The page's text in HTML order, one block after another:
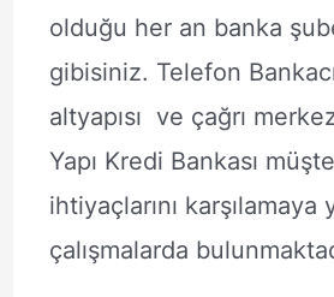
olduğu her an banka
gibisiniz. Telefon
altyapısı ve çağrı
Yapı Kredi Bankası
ihtiyaçlarını karşılamaya
çalışmalarda